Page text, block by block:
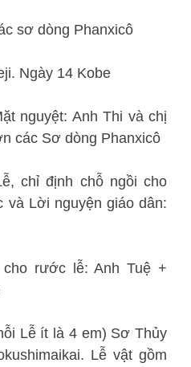
sơ dòng Phanxicô
Ngày 14 Kobe
nguyệt: Anh Thi và chị
các Sơ dòng Phanxicô
chỉ định chỗ ngồi cho
và Lời nguyện giáo dân:
rước lễ: Anh Tuệ +
Lễ ít là 4 em) Sơ Thủy
Lễ vật gồm